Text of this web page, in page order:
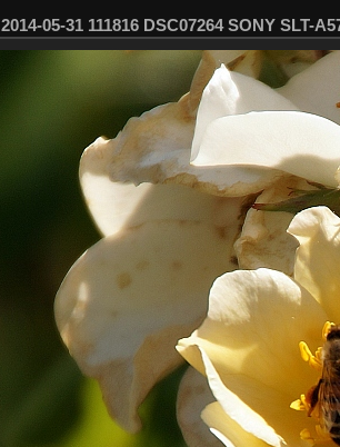
2014-05-31 111816 DSC07264 SONY SLT-